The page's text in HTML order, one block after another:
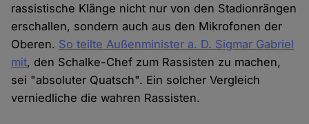
rassistische Klänge nicht nur von den Stadionrängen
erschallen, sondern auch aus den Mikrofonen der
Oberen. So teilte Außenminister a. D. Sigmar Gabriel
mit, den Schalke-Chef zum Rassisten zu machen,
sei "absoluter Quatsch". Ein solcher Vergleich
verniedliche die wahren Rassisten.